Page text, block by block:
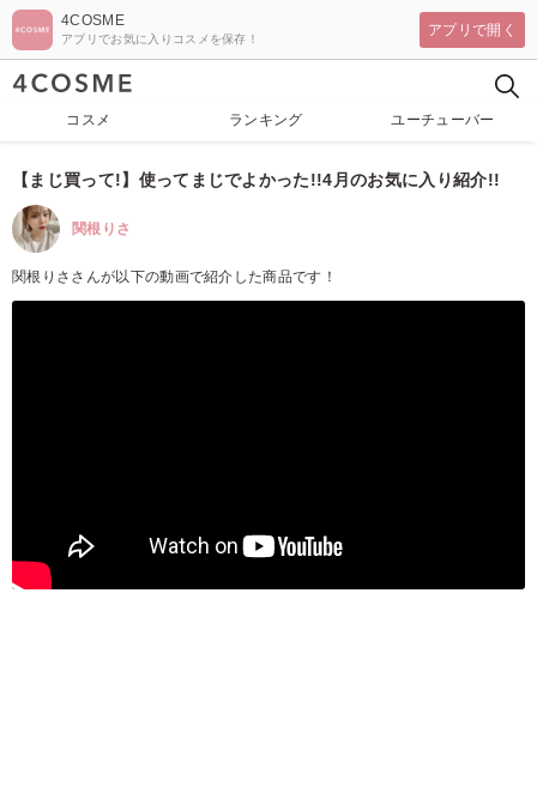
4COSME
アプリでお気に入りコスメを保存！
アプリで開く
コスメ ランキング ユーチューバー
【まじ買って!】使ってまじでよかった!!4月のお気に入り紹介!!
関根りさ
関根りささんが以下の動画で紹介した商品です！